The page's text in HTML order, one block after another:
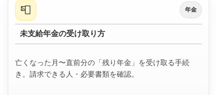
📮 年金
未支給年金の受け取り方
亡くなった月〜直前分の「残り年金」を受け取る手続
き。請求できる人・必要書類を確認。